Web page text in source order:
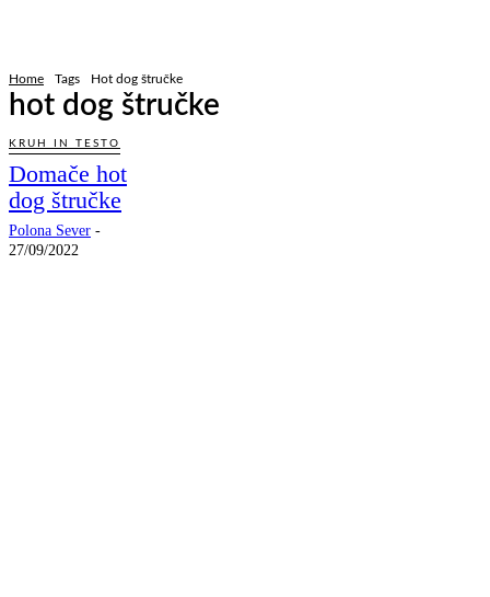
Home Tags Hot dog štručke
hot dog štručke
KRUH IN TESTO
Domače hot
dog štručke
Polona Sever -
27/09/2022